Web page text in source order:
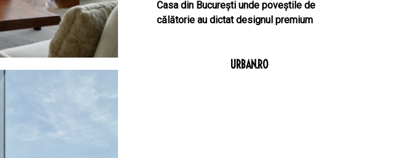
Casa din București unde poveștile de
călătorie au dictat designul premium
URBAN.RO